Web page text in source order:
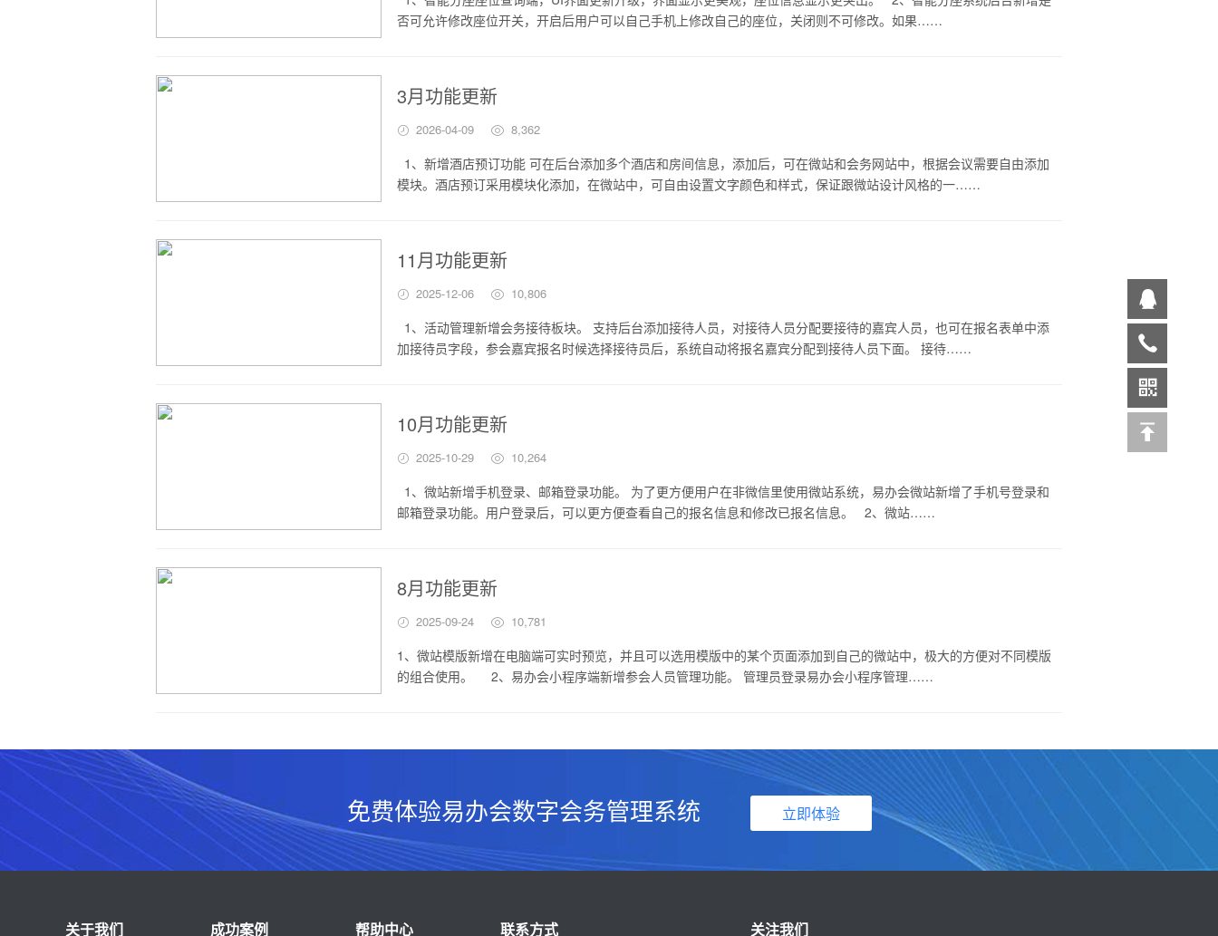
否可允许修改座位开关，开启后用户可以自己手机上修改自己的座位，关闭则不可修改。如果……
3月功能更新
2026-04-09 8,362
1、新增酒店预订功能 可在后台添加多个酒店和房间信息，添加后，可在微站和会务网站中，根据会议需要自由添加
模块。酒店预订采用模块化添加，在微站中，可自由设置文字颜色和样式，保证跟微站设计风格的一……
11月功能更新
2025-12-06 10,806
1、活动管理新增会务接待板块。 支持后台添加接待人员，对接待人员分配要接待的嘉宾人员，也可在报名表单中添
加接待员字段，参会嘉宾报名时候选择接待员后，系统自动将报名嘉宾分配到接待人员下面。 接待……
10月功能更新
2025-10-29 10,264
1、微站新增手机登录、邮箱登录功能。 为了更方便用户在非微信里使用微站系统，易办会微站新增了手机号登录和
邮箱登录功能。用户登录后，可以更方便查看自己的报名信息和修改已报名信息。 2、微站……
8月功能更新
2025-09-24 10,781
1、微站模版新增在电脑端可实时预览，并且可以选用模版中的某个页面添加到自己的微站中，极大的方便对不同模版
的组合使用。 2、易办会小程序端新增参会人员管理功能。 管理员登录易办会小程序管理……
免费体验易办会数字会务管理系统 立即体验
关于我们 成功案例 帮助中心 联系方式 关注我们